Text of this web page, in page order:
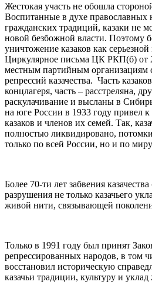
Жестокая участь не обошла
Воспитанные в духе православных
гражданских традиций, казаки не
новой безбожной власти. Поэтому
уничтожение казаков как
Циркулярное письма ЦК РКП(б) от
местным партийным организациям
репрессий казачества. Часть
концлагеря, часть – расстреляна,
раскулачивание и высланы в
на юге России в 1933 году привел к
казаков и членов их семей. Так,
полностью ликвидировано,
только по всей России, но и по
Более 70-ти лет забвения
разрушения не только казачьего
живой нити, связывающей
Только в 1991 году был принят
репрессированных народов, в том
восстановил историческую
казачьи традиции, культуру и